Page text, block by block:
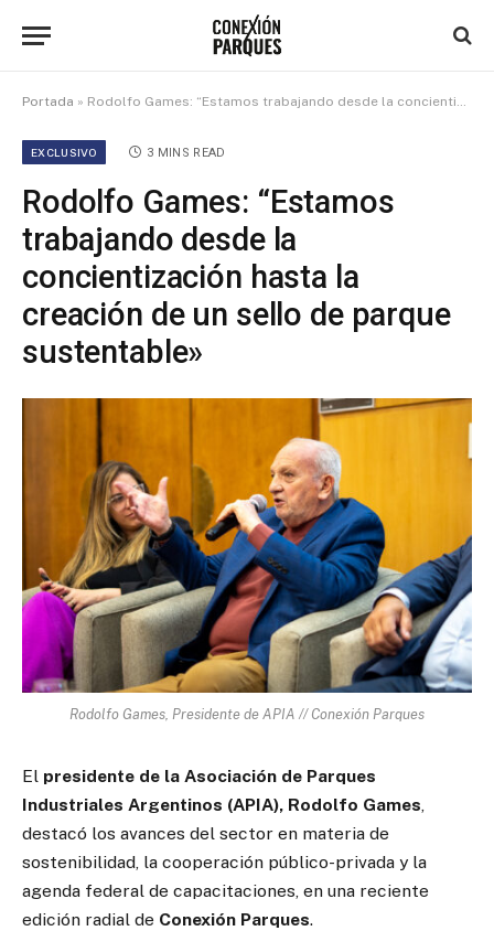
Portada » Rodolfo Games: “Estamos trabajando desde la concientización hasta la creación de un sello de parque sustentable»
EXCLUSIVO 3 MINS READ
Rodolfo Games: “Estamos
trabajando desde la
concientización hasta la
creación de un sello de parque
sustentable»
Rodolfo Games, Presidente de APIA // Conexión Parques
El presidente de la Asociación de Parques
Industriales Argentinos (APIA), Rodolfo Games,
destacó los avances del sector en materia de
sostenibilidad, la cooperación público-privada y la
agenda federal de capacitaciones, en una reciente
edición radial de Conexión Parques.